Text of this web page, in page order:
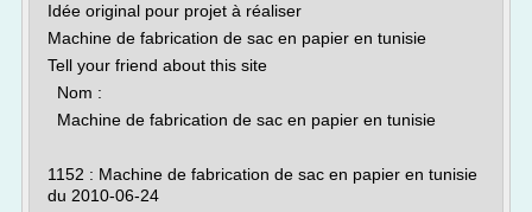
Idée original pour projet à réaliser
Machine de fabrication de sac en papier en tunisie
Tell your friend about this site
Nom :
Machine de fabrication de sac en papier en tunisie
1152 : Machine de fabrication de sac en papier en tunisie
du 2010-06-24